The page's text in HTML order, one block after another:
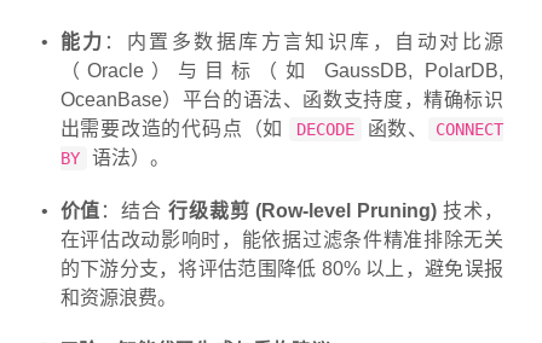
能力 ：内置多数据库方言知识库，自动对比源
（Oracle）与目标（如 GaussDB, PolarDB,
OceanBase）平台的语法、函数支持度，精确标识
出需要改造的代码点（如
DECODE 函数、
CONNECT
BY
语法）。
价值 ：结合 行级裁剪 (Row-level Pruning) 技术，
在评估改动影响时，能依据过滤条件精准排除无关
的下游分支，将评估范围降低 80% 以上，避免误报
和资源浪费。